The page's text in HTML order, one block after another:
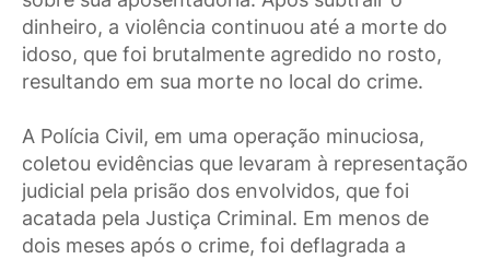
dinheiro, a violência continuou até a morte do
idoso, que foi brutalmente agredido no rosto,
resultando em sua morte no local do crime.
A Polícia Civil, em uma operação minuciosa,
coletou evidências que levaram à representação
judicial pela prisão dos envolvidos, que foi
acatada pela Justiça Criminal. Em menos de
dois meses após o crime, foi deflagrada a